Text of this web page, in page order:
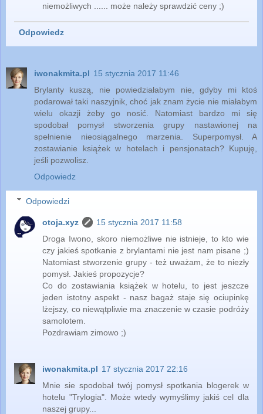
niemożliwych ...... może należy sprawdzić ceny ;)
Odpowiedz
iwonakmita.pl 15 stycznia 2017 11:46
Brylanty kuszą, nie powiedziałabym nie, gdyby mi ktoś
podarował taki naszyjnik, choć jak znam życie nie miałabym
wielu okazji żeby go nosić. Natomiast bardzo mi się
spodobał pomysł stworzenia grupy nastawionej na
spełnienie nieosiągalnego marzenia. Superpomysł. A
zostawianie książek w hotelach i pensjonatach? Kupuję,
jeśli pozwolisz.
Odpowiedz
Odpowiedzi
otoja.xyz
15 stycznia 2017 11:58
Droga Iwono, skoro niemożliwe nie istnieje, to kto wie
czy jakieś spotkanie z brylantami nie jest nam pisane ;)
Natomiast stworzenie grupy - też uważam, że to niezły
pomysł. Jakieś propozycje?
Co do zostawiania książek w hotelu, to jest jeszcze
jeden istotny aspekt - nasz bagaż staje się ociupinkę
lżejszy, co niewątpliwie ma znaczenie w czasie podróży
samolotem.
Pozdrawiam zimowo ;)
iwonakmita.pl 17 stycznia 2017 22:16
Mnie sie spodobał twój pomysł spotkania blogerek w
hotelu "Trylogia". Może wtedy wymyślimy jakiś cel dla
naszej grupy...